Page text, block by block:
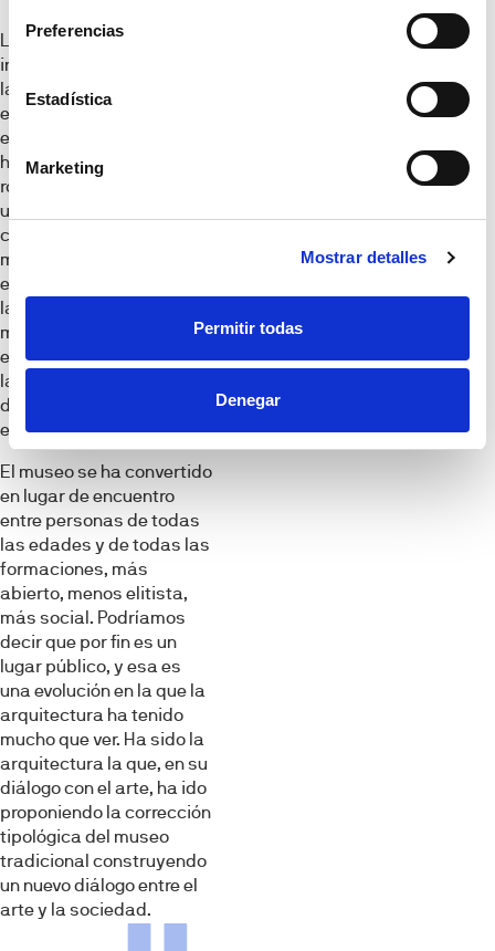
Preferencias
Estadística
Marketing
Mostrar detalles
Permitir todas
Denegar
La cultura es una
infraestructura urbana de
la importancia del metro o
el suministro de agua. En
este entramado, el museo
ha ido enriqueciendo su
rol hasta convertirse en
un auténtico
condensador social de
manera que si antes era
el lugar del depósito de
las obras de arte para su
mera contemplación, hoy
es un agente esencial en
la elaboración de los
discursos críticos sobre
el presente.
El museo se ha convertido
en lugar de encuentro
entre personas de todas
las edades y de todas las
formaciones, más
abierto, menos elitista,
más social. Podríamos
decir que por fin es un
lugar público, y esa es
una evolución en la que la
arquitectura ha tenido
mucho que ver. Ha sido la
arquitectura la que, en su
diálogo con el arte, ha ido
proponiendo la corrección
tipológica del museo
tradicional construyendo
un nuevo diálogo entre el
arte y la sociedad.